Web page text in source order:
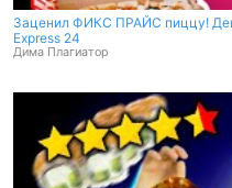
Заценил ФИКС ПРАЙС пиццу!
Express 24
Дима Плагиатор